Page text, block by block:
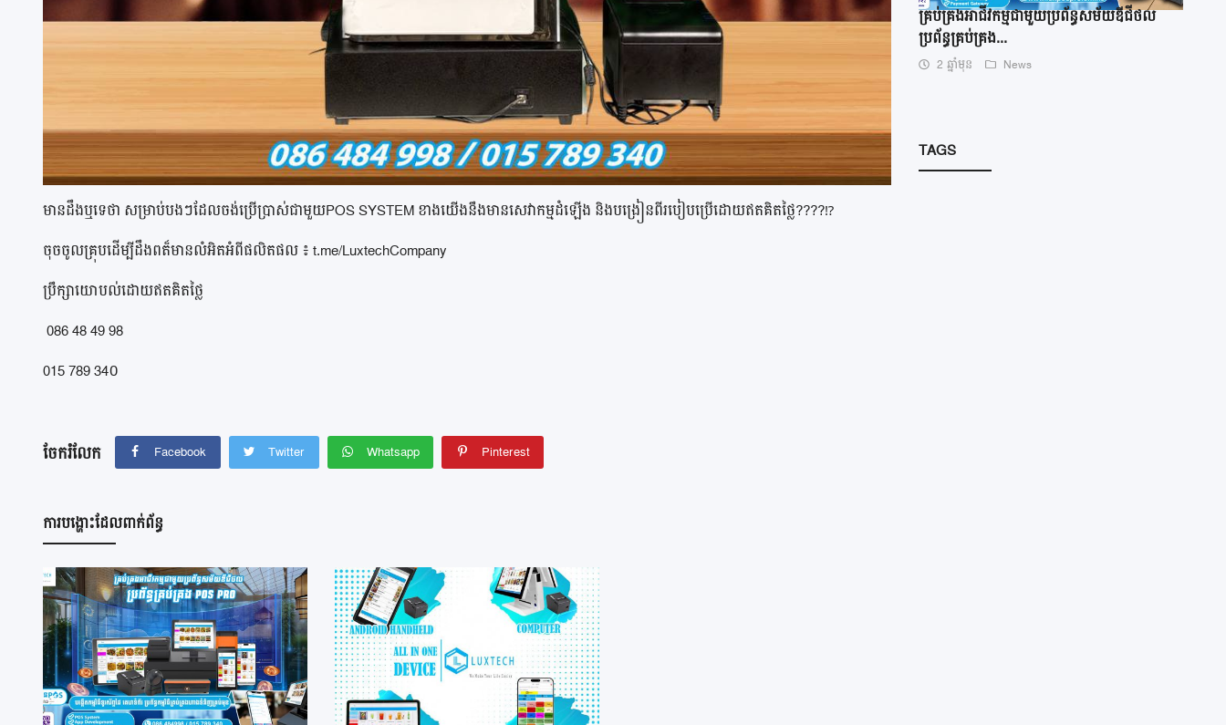
មានដឹងឬទេថា សម្រាប់បងៗដែលចង់ប្រើប្រាស់ជាមួយPOS SYSTEM ខាងយើងនឹងមានសេវាកម្មដំឡើង និងបង្រៀនពីរបៀបប្រើដោយឥតគិតថ្លៃ????⁉️
ចុចចូលគ្រុបដើម្បីដឹងពត៏មានលំអិតអំពីផលិតផល ៖t.me/LuxtechCompany
ប្រឹក្សាយោបល់ដោយឥតគិតថ្លៃ
086 48 49 98
015 789 34០
ចែករំលែក Facebook Twitter Whatsapp Pinterest
ការបង្ហោះដែលពាក់ព័ន្ធ
គ្រប់គ្រងអាជីវកម្មជាមួយប្រព័ន្ធសម័យឌីជីថល
ប្រព័ន្ធគ្រប់គ្រង...
2 ឆ្នាំមុន News
TAGS